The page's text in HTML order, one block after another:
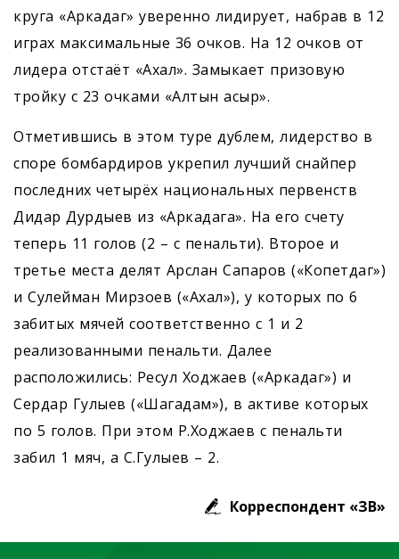
круга «Аркадаг» уверенно лидирует, набрав в 12
играх максимальные 36 очков. На 12 очков от
лидера отстаёт «Ахал». Замыкает призовую
тройку с 23 очками «Алтын асыр».
Отметившись в этом туре дублем, лидерство в
споре бомбардиров укрепил лучший снайпер
последних четырёх национальных первенств
Дидар Дурдыев из «Аркадага». На его счету
теперь 11 голов (2 – с пенальти). Второе и
третье места делят Арслан Сапаров («Копетдаг»)
и Сулейман Мирзоев («Ахал»), у которых по 6
забитых мячей соответственно с 1 и 2
реализованными пенальти. Далее
расположились: Ресул Ходжаев («Аркадаг») и
Сердар Гулыев («Шагадам»), в активе которых
по 5 голов. При этом Р.Ходжаев с пенальти
забил 1 мяч, а С.Гулыев – 2.
Корреспондент «ЗВ»